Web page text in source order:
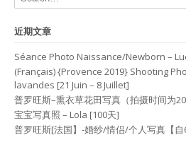
近期文章
Séance Photo Naissance/Newborn –
(Français) {Provence 2019} Shooting
lavandes [21 Juin – 8 Juillet]
普罗旺斯–熏衣草花田写真（拍摄时间为
宝宝写真照 – Lola [100天]
普罗旺斯[法国】-婚纱/情侣/个人写真【自